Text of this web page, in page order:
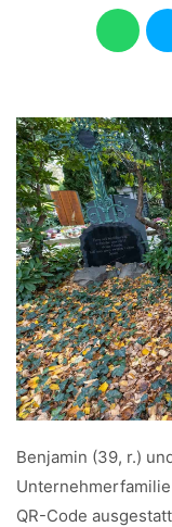
Benjamin (39, r.)
QR-Code